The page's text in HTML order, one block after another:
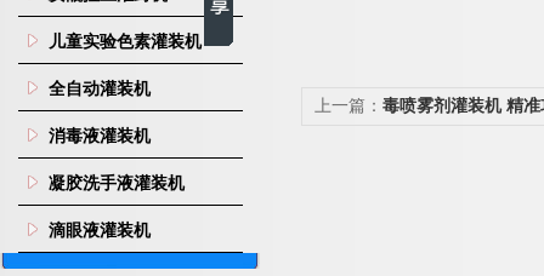
儿童实验色素灌装机
全自动灌装机
消毒液灌装机
凝胶洗手液灌装机
滴眼液灌装机
上一篇： 毒喷雾剂灌装机 精